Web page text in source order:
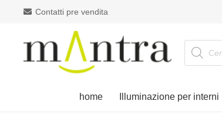
Contatti pre vendita
Products
search
home Illuminazione per interni